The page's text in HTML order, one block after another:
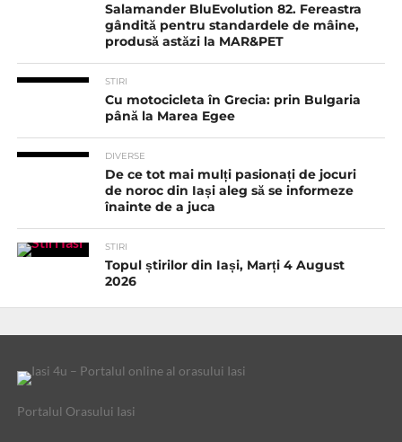
Salamander BluEvolution 82. Fereastra
gândită pentru standardele de mâine,
produsă astăzi la MAR&PET
STIRI
Cu motocicleta în Grecia: prin Bulgaria
până la Marea Egee
DIVERSE
De ce tot mai mulți pasionați de jocuri
de noroc din Iași aleg să se informeze
înainte de a juca
STIRI
Topul știrilor din Iași, Marți 4 August
2026
Portalul Orasului Iasi